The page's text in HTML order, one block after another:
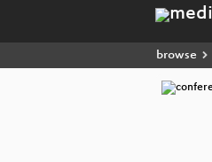
browse